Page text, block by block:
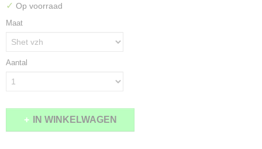
✓ Op voorraad
Maat
Aantal
IN WINKELWAGEN